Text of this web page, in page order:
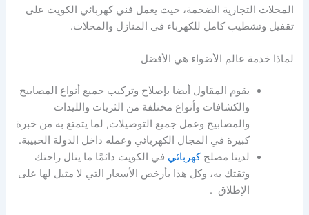
المحلات التجارية الضخمة، حيث يعمل فني كهربائي الكويت على
تقفيل وتشطيب كامل للكهرباء في المنازل والمحلات.
لماذا خدمة عالم الأضواء هي الأفضل
يقوم المقاول أيضا بإصلاح وتركيب جميع أنواع المصابيح
والكشافات وأنواع مختلفة من الثريات والليدات
والمصابيح وعمل جميع التوصيلات, لما يتمتع به من خبرة
كبيرة في المجال الكهربائي وعمله داخل الدولة الحبيبة.
لدينا مصلحكهربائي في الكويت دائمًا ما ينال راحتك
وثقتك به، وكل هذا بأرخص الأسعار التي لا مثيل لها على
الإطلاق .